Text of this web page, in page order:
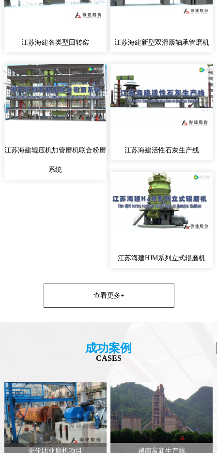
江苏海建各类型回转窑 江苏海建新型双滑履轴承管磨机
江苏海建辊压机加管磨机联合粉磨
系统
江苏海建活性石灰生产线
江苏海建HJM系列立式辊磨机
查看更多+
成功案例
CASES
哥伦比亚磨机项目 越南富新生产线